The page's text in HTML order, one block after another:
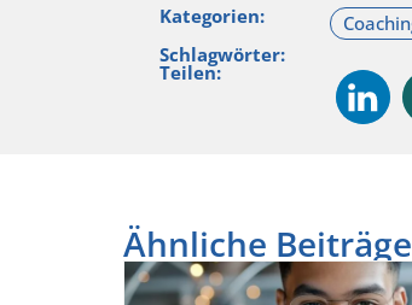
Kategorien:
Schlagwörter:
Teilen:
Ähnliche Beiträge